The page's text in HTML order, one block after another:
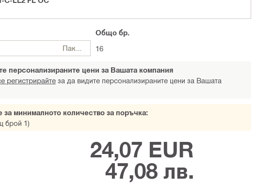
Общо бр.
16
персонализираните цени за Вашата компания
регистрирайте за да видите персонализираните цени за Вашата
за минималното количество за поръчка:
брой 1)
24,07 EUR
47,08 лв.